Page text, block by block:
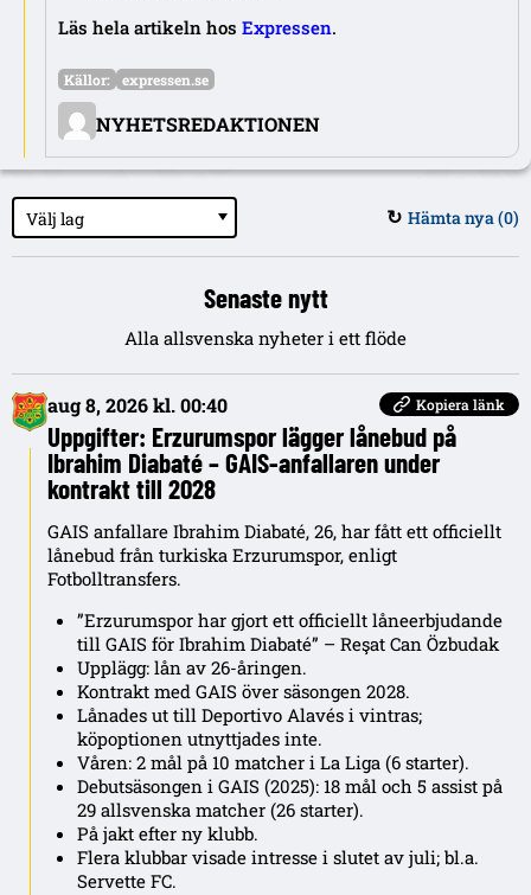
Läs hela artikeln hos Expressen.
NYHETSREDAKTIONEN
Källor: expressen.se
Välj lag ↻ Hämta nya (0)
Senaste nytt
Alla allsvenska nyheter i ett flöde
aug 8, 2026 kl. 00:40 Kopiera länk
Uppgifter: Erzurumspor lägger lånebud på
Ibrahim Diabaté – GAIS-anfallaren under
kontrakt till 2028
GAIS anfallare Ibrahim Diabaté, 26, har fått ett officiellt
lånebud från turkiska Erzurumspor, enligt
Fotbolltransfers.
”Erzurumspor har gjort ett officiellt låneerbjudande
till GAIS för Ibrahim Diabaté” – Reşat Can Özbudak
Upplägg: lån av 26-åringen.
Kontrakt med GAIS över säsongen 2028.
Lånades ut till Deportivo Alavés i vintras;
köpoptionen utnyttjades inte.
Våren: 2 mål på 10 matcher i La Liga (6 starter).
Debutsäsongen i GAIS (2025): 18 mål och 5 assist på
29 allsvenska matcher (26 starter).
På jakt efter ny klubb.
Flera klubbar visade intresse i slutet av juli; bl.a.
Servette FC.